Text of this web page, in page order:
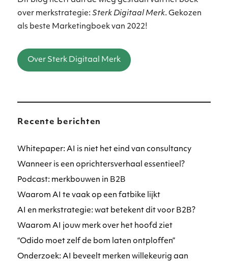
over merkstrategie:Sterk Digitaal Merk. Gekozen
als beste Marketingboek van 2022!
Over Sterk Digitaal Merk
Recente berichten
Whitepaper: AI is niet het eind van consultancy
Wanneer is een oprichtersverhaal essentieel?
Podcast: merkbouwen in B2B
Waarom AI te vaak op een fatbike lijkt
AI en merkstrategie: wat betekent dit voor B2B?
Waarom AI jouw merk over het hoofd ziet
“Odido moet zelf de bom laten ontploffen”
Onderzoek: AI beveelt merken willekeurig aan